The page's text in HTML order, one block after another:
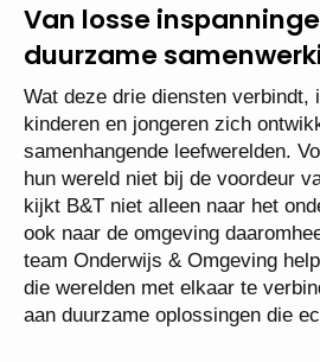
Van losse
duurzame
Wat deze drie diensten verbindt,
kinderen en jongeren zich
samenhangende leefwerelden.
hun wereld niet bij de voordeur
kijkt B&T niet alleen naar het
ook naar de omgeving
team Onderwijs & Omgeving
die werelden met elkaar te
aan duurzame oplossingen die